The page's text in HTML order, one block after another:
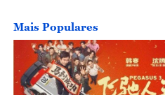
Mais Populares